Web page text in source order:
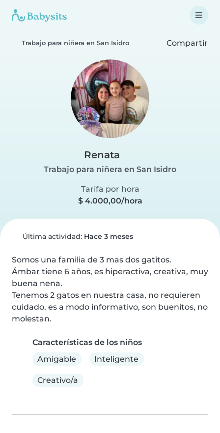
Trabajo para niñera en San Isidro Compartir
Renata
Trabajo para niñera en San Isidro
Tarifa por hora
$ 4.000,00/hora
Última actividad: Hace 3 meses
Somos una familia de 3 mas dos gatitos.
Ámbar tiene 6 años, es hiperactiva, creativa, muy
buena nena.
Tenemos 2 gatos en nuestra casa, no requieren
cuidado, es a modo informativo, son buenitos, no
molestan.
Características de los niños
Amigable
Inteligente
Creativo/a